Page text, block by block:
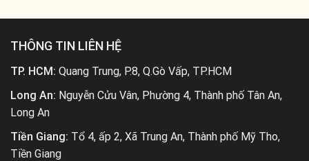
THÔNG TIN LIÊN HỆ
TP. HCM: Quang Trung, P.8, Q.Gò Vấp, TP.HCM
Long An: Nguyễn Cửu Vân, Phường 4, Thành phố Tân An,
Long An
Tiền Giang: Tổ 4, ấp 2, Xã Trung An, Thành phố Mỹ Tho,
Tiền Giang